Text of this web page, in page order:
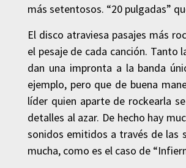
más setentosos. “20 pulgadas”
El disco atraviesa pasajes más
el pesaje de cada canción.
dan una impronta a la banda
ejemplo, pero que de buena
líder quien aparte de rockearla
detalles al azar. De hecho hay
sonidos emitidos a través de las
mucha, como es el caso de